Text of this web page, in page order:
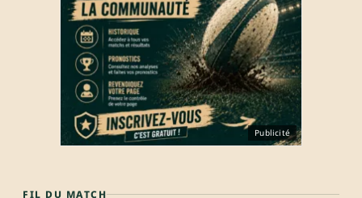
Publicité
FIL DU MATCH